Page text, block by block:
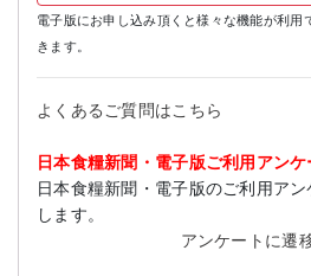
電子版にお申し込み頂くと様々な機能が利用
きます。
よくあるご質問はこちら
日本食糧新聞・電子版ご利用アン
日本食糧新聞・電子版のご利用ア
します。
アンケートに遷